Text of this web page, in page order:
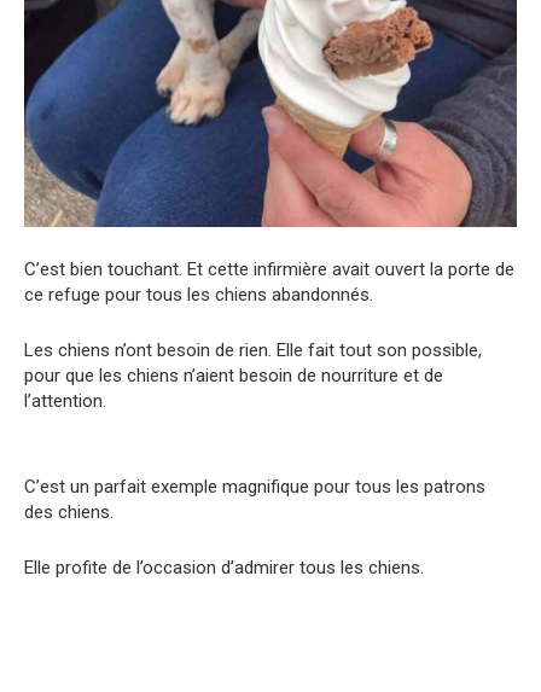
C’est bien touchant. Et cette infirmière avait ouvert la porte de
ce refuge pour tous les chiens abandonnés.
Les chiens n’ont besoin de rien. Elle fait tout son possible,
pour que les chiens n’aient besoin de nourriture et de
l’attention.
C’est un parfait exemple magnifique pour tous les patrons
des chiens.
Elle profite de l’occasion d’admirer tous les chiens.